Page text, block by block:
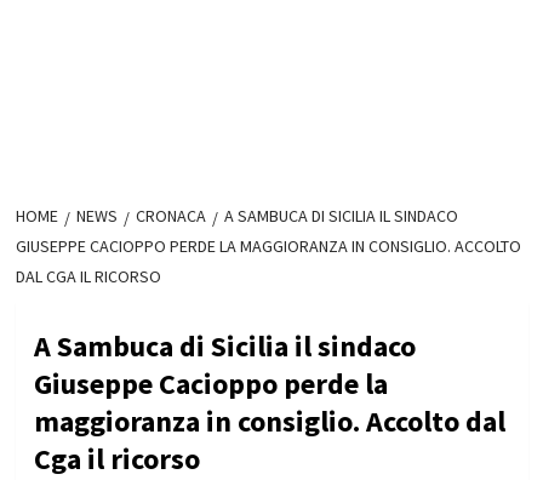
HOME NEWS CRONACA
A SAMBUCA DI SICILIA IL SINDACO
GIUSEPPE CACIOPPO PERDE LA MAGGIORANZA IN CONSIGLIO. ACCOLTO
DAL CGA IL RICORSO
A Sambuca di Sicilia il sindaco
Giuseppe Cacioppo perde la
maggioranza in consiglio. Accolto dal
Cga il ricorso